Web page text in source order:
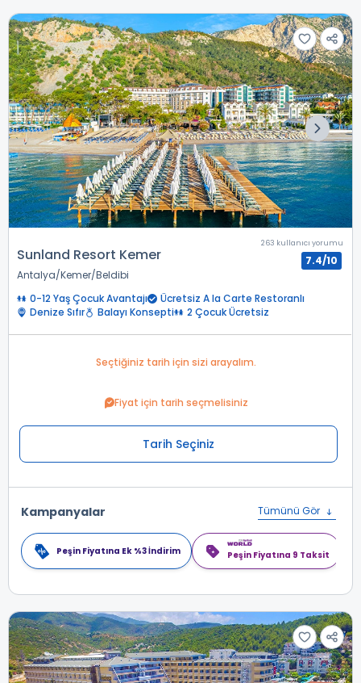
Sunland Resort Kemer
Antalya Kemer Beldibi
263 kullanıcı yorumu
7.4/10
0-12 Yaş Çocuk Avantajı
Ücretsiz A la Carte Restoranlı
Denize Sıfır
Balayı Konsepti 2 Çocuk Ücretsiz
Seçtiğiniz tarih için sizi arayalım.
Fiyat için tarih seçmelisiniz
Tarih Seçiniz
Kampanyalar Tümünü Gör
Peşin Fiyatına Ek %3 İndirim Peşin Fiyatına 9 Taksit